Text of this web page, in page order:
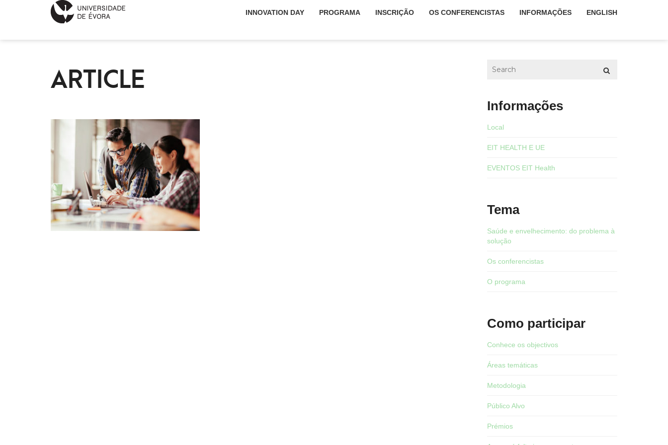
INNOVATION DAY PROGRAMA INSCRIÇÃO OS CONFERENCISTAS INFORMAÇÕES ENGLISH
ARTICLE
Informações
Local
EIT HEALTH E UE
EVENTOS EIT Health
Tema
Saúde e envelhecimento: do problema à
solução
Os conferencistas
O programa
Como participar
Conhece os objectivos
Áreas temáticas
Metodologia
Público Alvo
Prémios